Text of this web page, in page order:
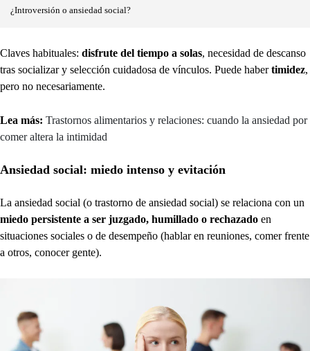
¿Introversión o ansiedad social?
Claves habituales: disfrute del tiempo a solas, necesidad de descanso
tras socializar y selección cuidadosa de vínculos. Puede habertimidez,
pero no necesariamente.
Lea más: Trastornos alimentarios y relaciones: cuando la ansiedad por
comer altera la intimidad
Ansiedad social: miedo intenso y evitación
La ansiedad social (o trastorno de ansiedad social) se relaciona con un
miedo persistente a ser juzgado, humillado o rechazado en
situaciones sociales o de desempeño (hablar en reuniones, comer frente
a otros, conocer gente).